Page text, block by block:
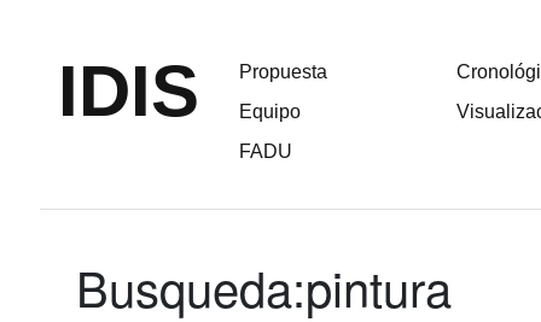
IDIS
Propuesta
Equipo
FADU
Busqueda:pintura